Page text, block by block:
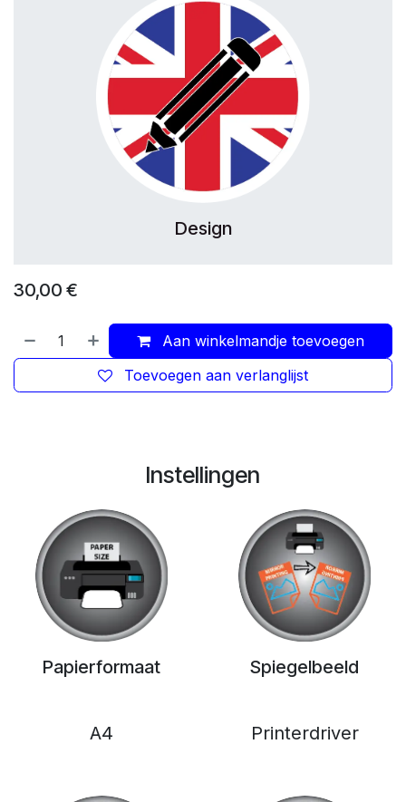
Design
30,00 €
Aan winkelmandje toevoegen
Toevoegen aan verlanglijst
Instellingen
Papierformaat
A4
Spiegelbeeld
Printerdriver